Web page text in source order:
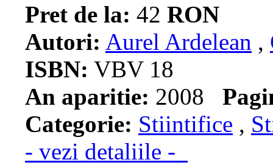
Pret de la: 42 RON
Autori: Aurel Ardelean ,
ISBN: VBV 18
An aparitie: 2008
Categorie: Stiintifice ,
- vezi detaliile -